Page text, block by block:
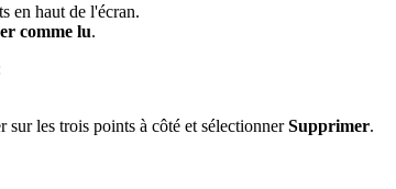
en haut de l'écran.
comme lu.
sur les trois points à côté et sélectionnerSupprimer.